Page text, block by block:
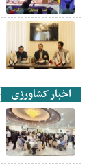
اخبار کشاورزی